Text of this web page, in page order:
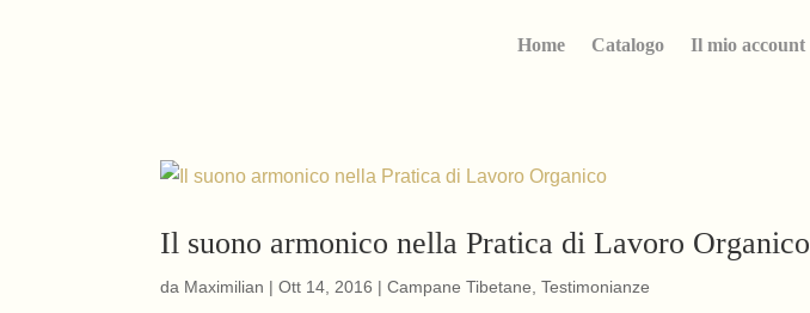
Home Catalogo Il mio account
Il suono armonico nella Pratica di Lavoro Organico
da Maximilian |Ott 14, 2016 |Campane Tibetane ,Testimonianze